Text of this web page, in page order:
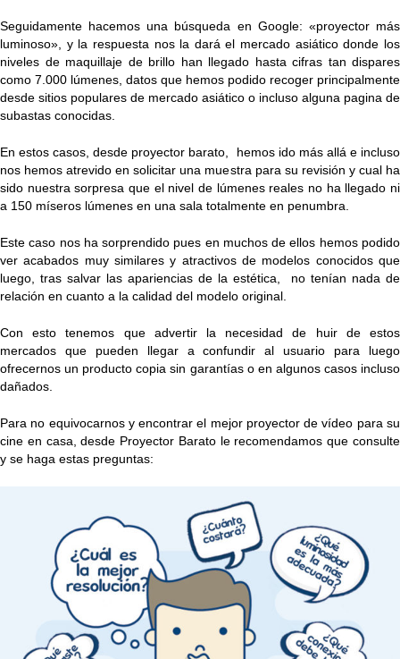
Seguidamente hacemos una búsqueda en Google: «proyector más
luminoso», y la respuesta nos la dará el mercado asiático donde los
niveles de maquillaje de brillo han llegado hasta cifras tan dispares
como 7.000 lúmenes, datos que hemos podido recoger principalmente
desde sitios populares de mercado asiático o incluso alguna pagina de
subastas conocidas.
En estos casos, desde proyector barato, hemos ido más allá e incluso
nos hemos atrevido en solicitar una muestra para su revisión y cual ha
sido nuestra sorpresa que el nivel de lúmenes reales no ha llegado ni
a 150 míseros lúmenes en una sala totalmente en penumbra.
Este caso nos ha sorprendido pues en muchos de ellos hemos podido
ver acabados muy similares y atractivos de modelos conocidos que
luego, tras salvar las apariencias de la estética, no tenían nada de
relación en cuanto a la calidad del modelo original.
Con esto tenemos que advertir la necesidad de huir de estos
mercados que pueden llegar a confundir al usuario para luego
ofrecernos un producto copia sin garantías o en algunos casos incluso
dañados.
Para no equivocarnos y encontrar el mejor proyector de vídeo para su
cine en casa, desde Proyector Baratole recomendamos que consulte
y se haga estas preguntas: